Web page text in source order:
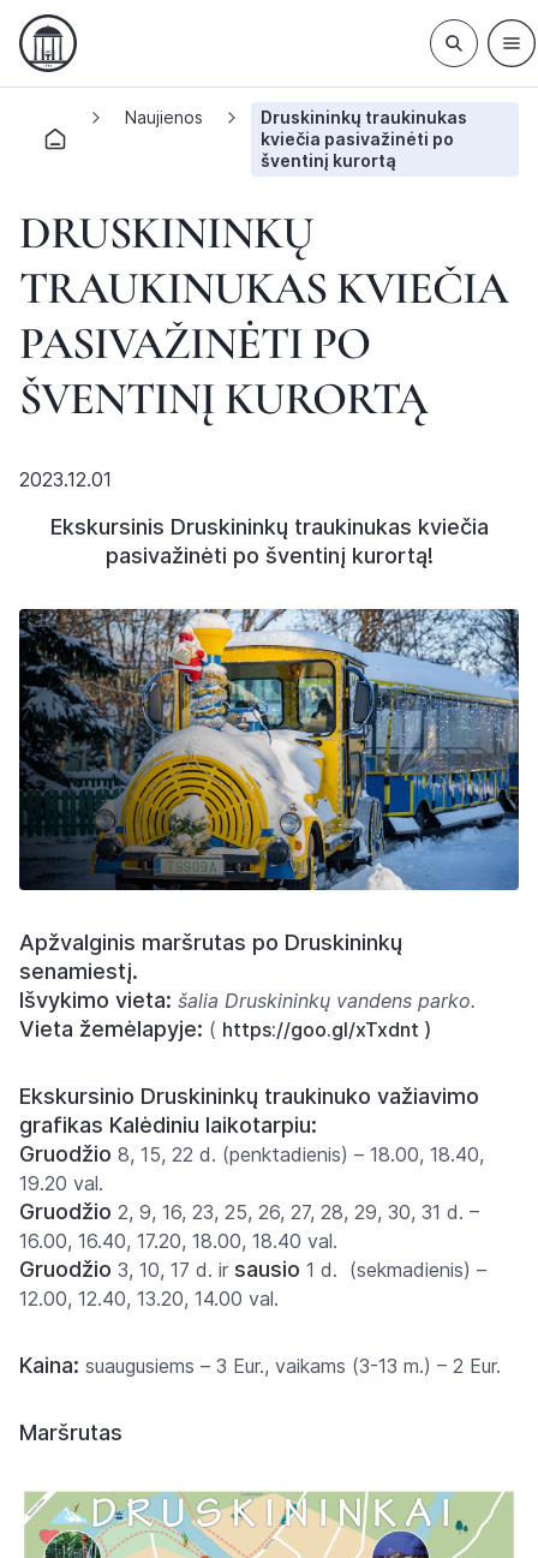
Naujienos
Druskininkų traukinukas
kviečia pasivažinėti po
šventinį kurortą
DRUSKININKŲ
TRAUKINUKAS KVIEČIA
PASIVAŽINĖTI PO
ŠVENTINĮ KURORTĄ
2023.12.01
Ekskursinis Druskininkų traukinukas kviečia
pasivažinėti po šventinį kurortą!
Apžvalginis maršrutas po Druskininkų
senamiestį.
Išvykimo vieta: šalia Druskininkų vandens parko.
Vieta žemėlapyje: ( https://goo.gl/xTxdnt )
Ekskursinio Druskininkų traukinuko važiavimo
grafikas Kalėdiniu laikotarpiu:
Gruodžio 8, 15, 22 d. (penktadienis) – 18.00, 18.40,
19.20 val.
Gruodžio 2, 9, 16, 23, 25, 26, 27, 28, 29, 30, 31 d. –
16.00, 16.40, 17.20, 18.00, 18.40 val.
Gruodžio 3, 10, 17 d. ir sausio 1 d. (sekmadienis) –
12.00, 12.40, 13.20, 14.00 val.
Kaina: suaugusiems – 3 Eur., vaikams (3-13 m.) – 2 Eur.
Maršrutas